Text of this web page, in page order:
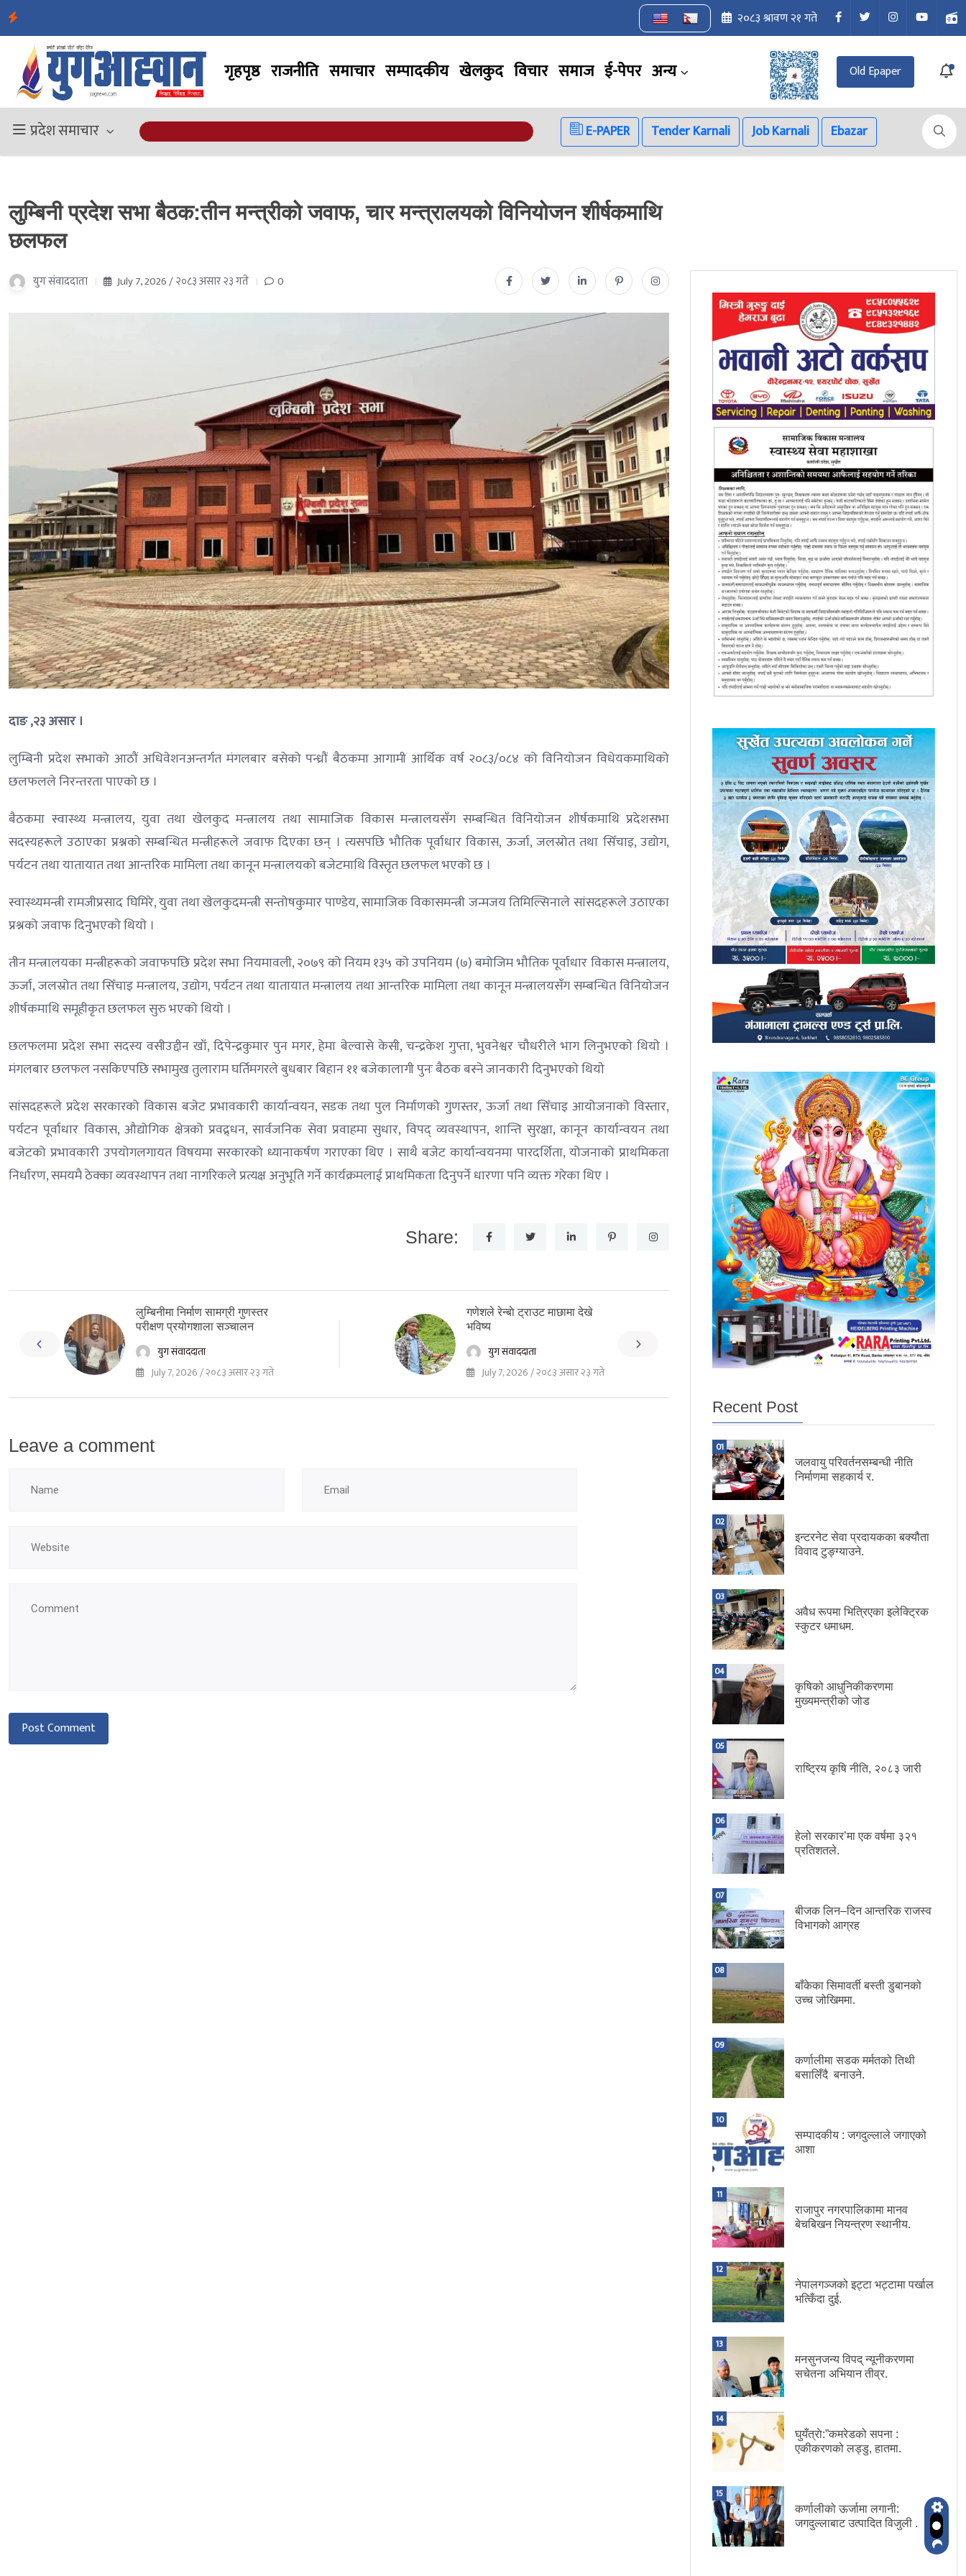
२०८३ श्रावण २१ गते
गृहपृष्ठ राजनीति समाचार सम्पादकीय खेलकुद विचार समाज ई-पेपर अन्य Old Epaper
प्रदेश समाचार E-PAPER Tender Karnali Job Karnali Ebazar
लुम्बिनी प्रदेश सभा बैठक:तीन मन्त्रीको जवाफ, चार मन्त्रालयको विनियोजन शीर्षकमाथि
छलफल
युग संवाददाता July 7, 2026 / २०८३ असार २३ गते 0
दाङ ,२३ असार ।
लुम्बिनी प्रदेश सभाको आठौं अधिवेशनअन्तर्गत मंगलबार बसेको पन्ध्रौं बैठकमा आगामी आर्थिक वर्ष २०८३/०८४ को विनियोजन विधेयकमाथिको
छलफलले निरन्तरता पाएको छ ।
बैठकमा स्वास्थ्य मन्त्रालय, युवा तथा खेलकुद मन्त्रालय तथा सामाजिक विकास मन्त्रालयसँग सम्बन्धित विनियोजन शीर्षकमाथि प्रदेशसभा
सदस्यहरूले उठाएका प्रश्नको सम्बन्धित मन्त्रीहरूले जवाफ दिएका छन् । त्यसपछि भौतिक पूर्वाधार विकास, ऊर्जा, जलस्रोत तथा सिँचाइ, उद्योग,
पर्यटन तथा यातायात तथा आन्तरिक मामिला तथा कानून मन्त्रालयको बजेटमाथि विस्तृत छलफल भएको छ ।
स्वास्थ्यमन्त्री रामजीप्रसाद घिमिरे, युवा तथा खेलकुदमन्त्री सन्तोषकुमार पाण्डेय, सामाजिक विकासमन्त्री जन्मजय तिमिल्सिनाले सांसदहरूले उठाएका
प्रश्नको जवाफ दिनुभएकाे थियाे ।
तीन मन्त्रालयका मन्त्रीहरूको जवाफपछि प्रदेश सभा नियमावली, २०७९ को नियम १३५ को उपनियम (७) बमोजिम भौतिक पूर्वाधार विकास मन्त्रालय,
ऊर्जा, जलस्रोत तथा सिँचाइ मन्त्रालय, उद्योग, पर्यटन तथा यातायात मन्त्रालय तथा आन्तरिक मामिला तथा कानून मन्त्रालयसँग सम्बन्धित विनियोजन
शीर्षकमाथि समूहीकृत छलफल सुरु भएको थियो ।
छलफलमा प्रदेश सभा सदस्य वसीउद्दीन खाँ, दिपेन्द्रकुमार पुन मगर, हेमा बेल्वासे केसी, चन्द्रकेश गुप्ता, भुवनेश्वर चौधरीले भाग लिनुभएकाे थियाे ।
मंगलबार छलफल नसकिएपछि सभामुख तुलाराम घर्तिमगरले बुधबार बिहान ११ बजेकालागी पुनः बैठक बस्ने जानकारी दिनुभएकाे थियाे
सांसदहरूले प्रदेश सरकारको विकास बजेट प्रभावकारी कार्यान्वयन, सडक तथा पुल निर्माणको गुणस्तर, ऊर्जा तथा सिँचाइ आयोजनाको विस्तार,
पर्यटन पूर्वाधार विकास, औद्योगिक क्षेत्रको प्रवद्र्धन, सार्वजनिक सेवा प्रवाहमा सुधार, विपद् व्यवस्थापन, शान्ति सुरक्षा, कानून कार्यान्वयन तथा
बजेटको प्रभावकारी उपयोगलगायत विषयमा सरकारको ध्यानाकर्षण गराएका थिए । साथै बजेट कार्यान्वयनमा पारदर्शिता, योजनाको प्राथमिकता
निर्धारण, समयमै ठेक्का व्यवस्थापन तथा नागरिकले प्रत्यक्ष अनुभूति गर्ने कार्यक्रमलाई प्राथमिकता दिनुपर्ने धारणा पनि व्यक्त गरेका थिए ।
Share:
लुम्बिनीमा निर्माण सामग्री गुणस्तर
परीक्षण प्रयोगशाला सञ्चालन
युग संवाददाता
July 7, 2026 / २०८३ असार २३ गते
गणेशले रेन्बाे ट्राउट माछामा देखे
भविष्य
युग संवाददाता
July 7, 2026 / २०८३ असार २३ गते
Leave a comment
Recent Post
01
जलवायु परिवर्तनसम्बन्धी नीति
निर्माणमा सहकार्य र.
02
इन्टरनेट सेवा प्रदायकका बक्यौता
विवाद टुङ्ग्याउने.
03
अवैध रूपमा भित्रिएका इलेक्ट्रिक
स्कुटर धमाधम.
04
कृषिको आधुनिकीकरणमा
मुख्यमन्त्रीको जोड
05
राष्ट्रिय कृषि नीति, २०८३ जारी
06
हेलो सरकार’मा एक वर्षमा ३२१
प्रतिशतले.
07
बीजक लिन–दिन आन्तरिक राजस्व
विभागको आग्रह
08
बाँकेका सिमावर्ती बस्ती डुबानको
उच्च जोखिममा.
09
कर्णालीमा सडक मर्मतको तिथी
बसालिँदै बनाउने.
10
सम्पादकीय : जगदुल्लाले जगाएको
आशा
11
राजापुर नगरपालिकामा मानव
बेचबिखन नियन्त्रण स्थानीय.
12
नेपालगञ्जको इट्टा भट्टामा पर्खाल
भत्किँदा दुई.
13
मनसुनजन्य विपद् न्यूनीकरणमा
सचेतना अभियान तीव्र.
14
घुयँत्राे:”कमरेडको सपना :
एकीकरणको लड्डु, हातमा.
15
कर्णालीको ऊर्जामा लगानी:
जगदुल्लाबाट उत्पादित विजुली .